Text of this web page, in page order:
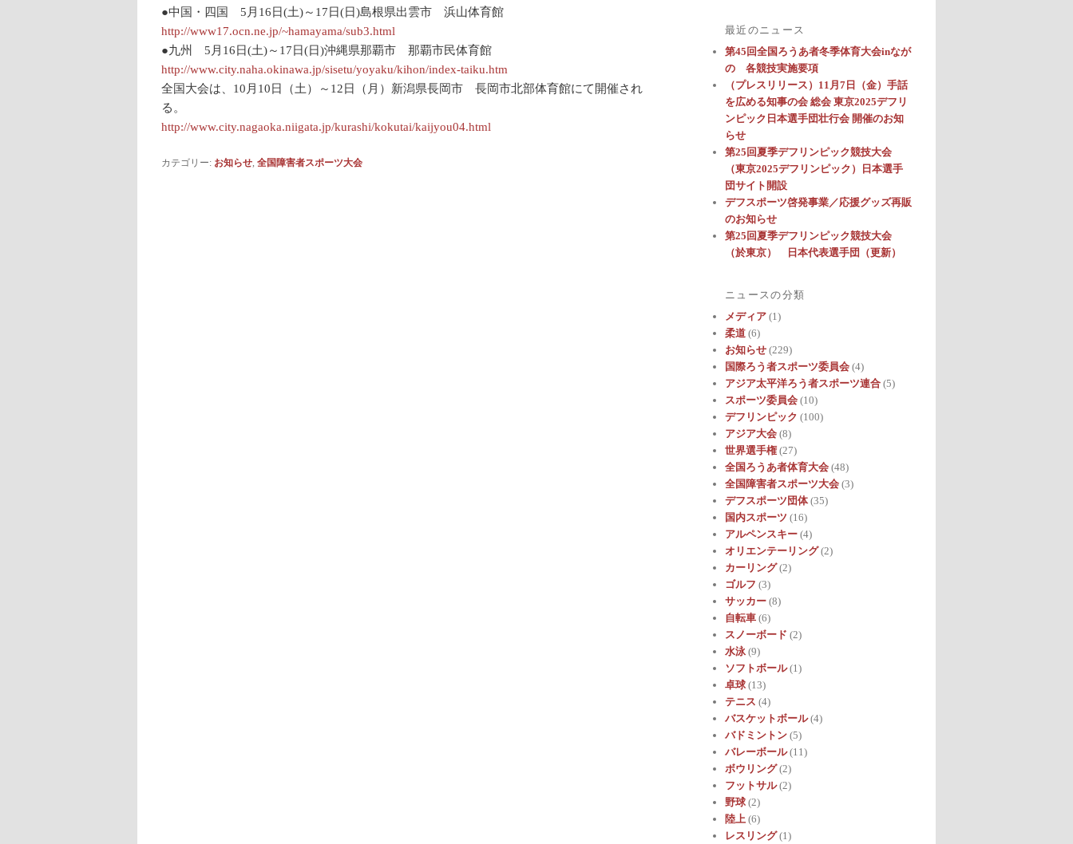
●中国・四国 5月16日(土)～17日(日)島根県出雲市 浜山体育館
http://www17.ocn.ne.jp/~hamayama/sub3.html
●九州 5月16日(土)～17日(日)沖縄県那覇市 那覇市民体育館
http://www.city.naha.okinawa.jp/sisetu/yoyaku/kihon/index-taiku.htm
全国大会は、10月10日（土）～12日（月）新潟県長岡市 長岡市北部体育館にて開催され
る。
http://www.city.nagaoka.niigata.jp/kurashi/kokutai/kaijyou04.html
カテゴリー: お知らせ, 全国障害者スポーツ大会
最近のニュース
第45回全国ろうあ者冬季体育大会inなが
の 各競技実施要項
（プレスリリース）11月7日（金）手話
を広める知事の会 総会 東京2025デフリ
ンピック日本選手団壮行会 開催のお知
らせ
第25回夏季デフリンピック競技大会
（東京2025デフリンピック）日本選手
団サイト開設
デフスポーツ啓発事業／応援グッズ再販
のお知らせ
第25回夏季デフリンピック競技大会
（於東京） 日本代表選手団（更新）
ニュースの分類
メディア (1)
柔道 (6)
お知らせ (229)
国際ろう者スポーツ委員会 (4)
アジア太平洋ろう者スポーツ連合 (5)
スポーツ委員会 (10)
デフリンピック (100)
アジア大会 (8)
世界選手権(27)
全国ろうあ者体育大会 (48)
全国障害者スポーツ大会 (3)
デフスポーツ団体(35)
国内スポーツ (16)
アルペンスキー (4)
オリエンテーリング(2)
カーリング(2)
ゴルフ (3)
サッカー (8)
自転車 (6)
スノーボード (2)
水泳(9)
ソフトボール(1)
卓球 (13)
テニス (4)
バスケットボール(4)
バドミントン (5)
バレーボール(11)
ボウリング(2)
フットサル(2)
野球 (2)
陸上 (6)
レスリング(1)